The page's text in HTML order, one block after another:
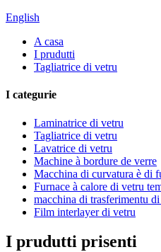
English
A casa
I prudutti
Tagliatrice di vetru
I categurie
Laminatrice di vetru
Tagliatrice di vetru
Lavatrice di vetru
Machine à bordure de verre
Macchina di curvatura è di
Furnace à calore di vetru
macchina di trasferimentu
Film interlayer di vetru
I prudutti prisenti